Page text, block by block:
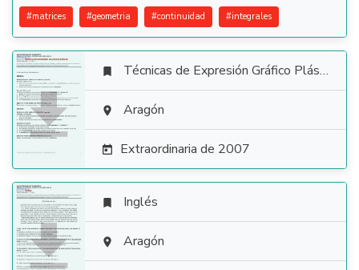
#matrices #geometria #continuidad #integrales

 Técnicas de Expresión Gráfico Plástica
 Aragón
 Extraordinaria de 2007

 Inglés
 Aragón